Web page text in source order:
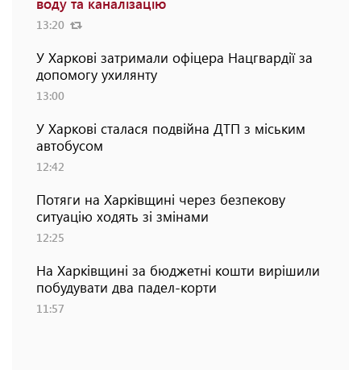
13:20
У Харкові затримали офіцера Нацгвардії за
допомогу ухилянту
13:00
У Харкові сталася подвійна ДТП з міським
автобусом
12:42
Потяги на Харківщині через безпекову
ситуацію ходять зі змінами
12:25
На Харківщині за бюджетні кошти вирішили
побудувати два падел-корти
11:57